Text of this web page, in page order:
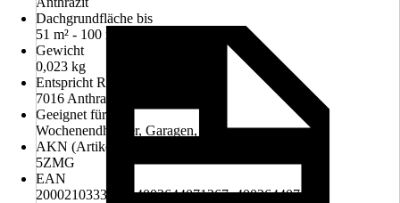
Dachgrundfläche bis
51 m² - 100 m²
Gewicht
0,023 kg
Entspricht RAL-Farbton
7016 Anthrazitgrau
Geeignet für
Wochenendhäuser, Garagen, Balkone
AKN (Artikelkurznummer)
5ZMG
EAN
2000210333002, 4002644071367, 4002644071510